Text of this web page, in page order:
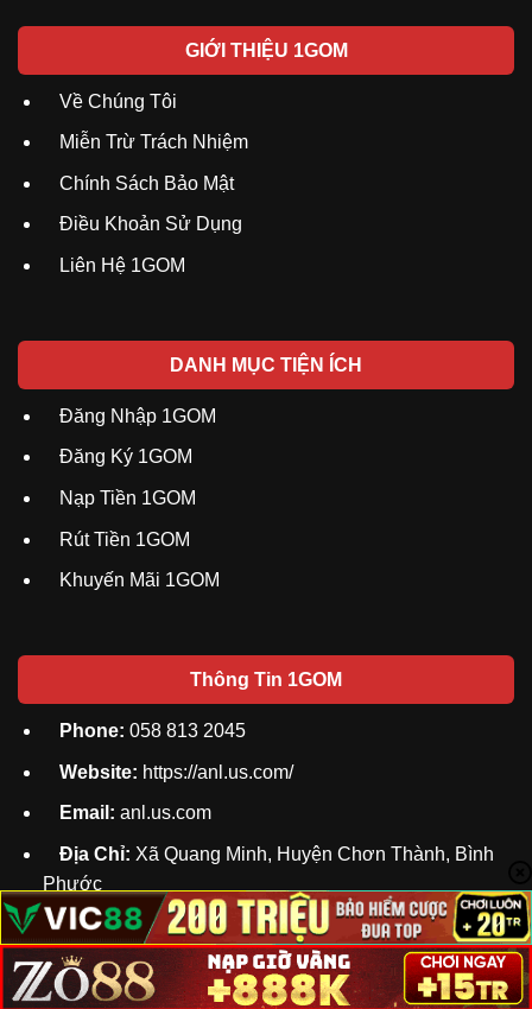
GIỚI THIỆU 1GOM
Về Chúng Tôi
Miễn Trừ Trách Nhiệm
Chính Sách Bảo Mật
Điều Khoản Sử Dụng
Liên Hệ 1GOM
DANH MỤC TIỆN ÍCH
Đăng Nhập 1GOM
Đăng Ký 1GOM
Nạp Tiền 1GOM
Rút Tiền 1GOM
Khuyến Mãi 1GOM
Thông Tin 1GOM
Phone: 058 813 2045
Website: https://anl.us.com/
Email: anl.us.com
Địa Chỉ: Xã Quang Minh, Huyện Chơn Thành, Bình
Phước
#Hashtag:1gom #linkvaobong1gom
#trangchu1gom #1gomacademy #tintuc1gom